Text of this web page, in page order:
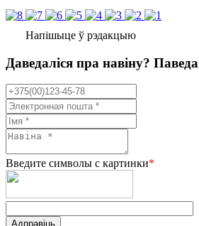
Напішыце ў рэдакцыю
Даведаліся пра навіну?
Введите символы с картинки*
Адправіць